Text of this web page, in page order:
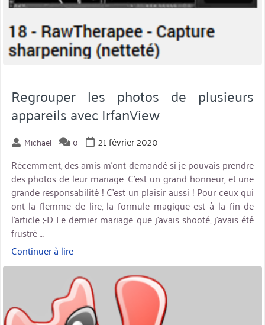
Regrouper les photos de plusieurs
appareils avec IrfanView
Michaël 0
21 février 2020
Récemment, des amis m’ont demandé si je pouvais prendre
des photos de leur mariage. C’est un grand honneur, et une
grande responsabilité ! C’est un plaisir aussi ! Pour ceux qui
ont la flemme de lire, la formule magique est à la fin de
l’article ;-D Le dernier mariage que j’avais shooté, j’avais été
frustré …
Continuer à lire« Regrouper
les
photos
de
plusieurs
appareils